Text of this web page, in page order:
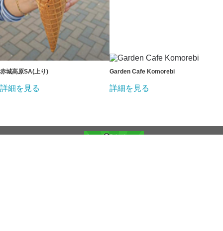
赤城高原SA(上り)
詳細を見る
Garden Cafe Komorebi
詳細を見る